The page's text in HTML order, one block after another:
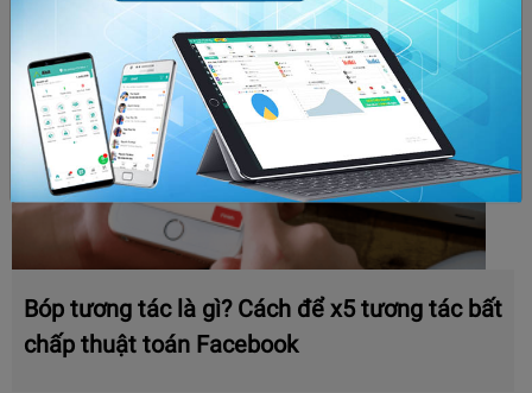
Bóp tương tác là gì? Cách để x5 tương tác bất
chấp thuật toán Facebook